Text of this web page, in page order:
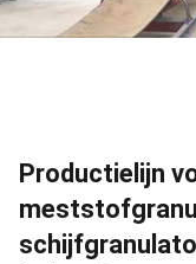
Productielijn